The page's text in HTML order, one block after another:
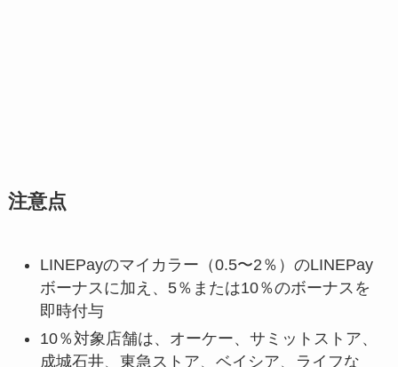
注意点
LINEPayのマイカラー（0.5〜2％）のLINEPay
ボーナスに加え、5％または10％のボーナスを
即時付与
10％対象店舗は、オーケー、サミットストア、
成城石井、東急ストア、ベイシア、ライフな